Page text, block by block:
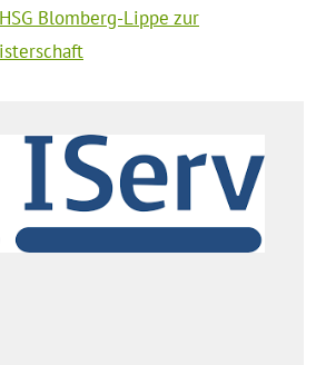
Blomberg-Lippe zur